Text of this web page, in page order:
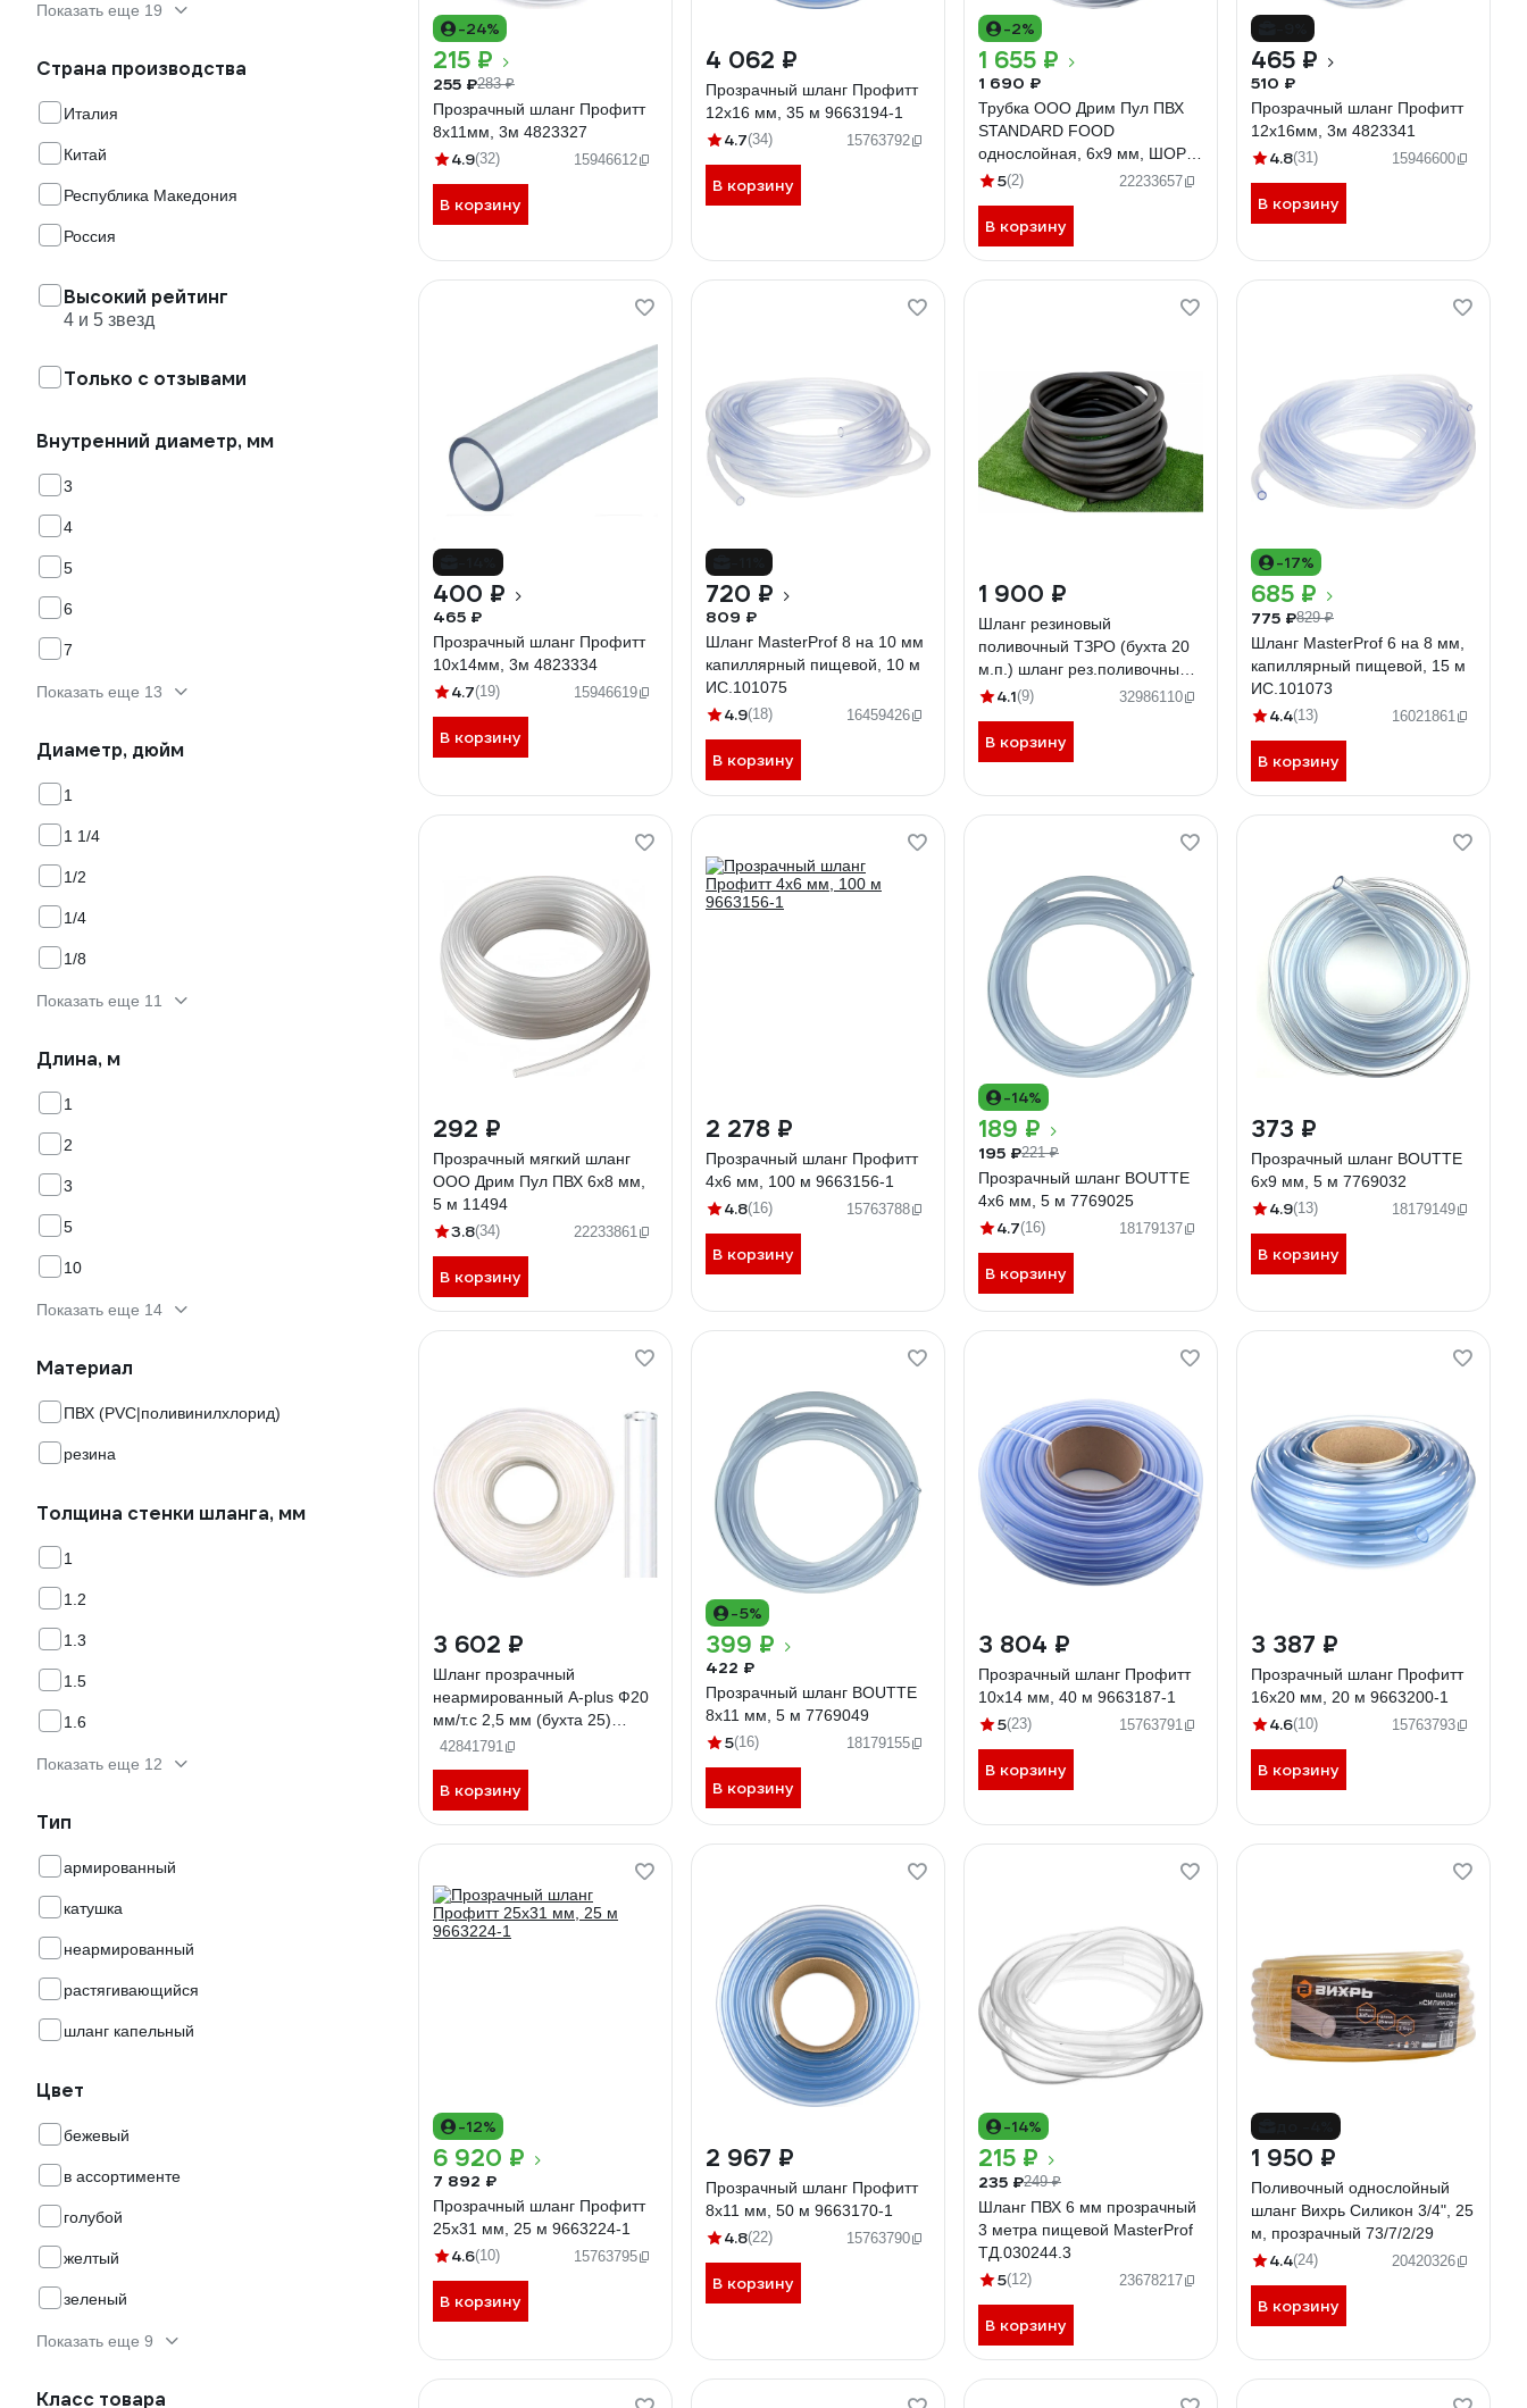
Показать еще 19
Страна производства
Италия
Китай
Республика Македония
Россия
Высокий рейтинг
4 и 5 звезд
Только с отзывами
Внутренний диаметр, мм
3
4
5
6
7
Показать еще 13
Диаметр, дюйм
1
1 1/4
1/2
1/4
1/8
Показать еще 11
Длина, м
1
2
3
5
10
Показать еще 14
Материал
ПВХ (PVC|поливинилхлорид)
резина
Толщина стенки шланга, мм
1
1.2
1.3
1.5
1.6
Показать еще 12
Тип
армированный
катушка
неармированный
растягивающийся
шланг капельный
Цвет
бежевый
в ассортименте
голубой
желтый
зеленый
Показать еще 9
Класс товара
-24%
215 ₽
255 ₽283 ₽
Прозрачный шланг Профитт
8x11мм, 3м 4823327
4.9(32) 15946612
В корзину
4 062 ₽
Прозрачный шланг Профитт
12х16 мм, 35 м 9663194-1
4.7(34) 15763792
В корзину
-2%
1 655 ₽
1 690 ₽
Трубка ООО Дрим Пул ПВХ
STANDARD FOOD
однослойная, 6x9 мм, ШОР
90, 50 м, 6771
5(2) 22233657
В корзину
465 ₽
510 ₽
Прозрачный шланг Профитт
12x16мм, 3м 4823341
4.8(31) 15946600
В корзину
400 ₽
465 ₽
Прозрачный шланг Профитт
10x14мм, 3м 4823334
4.7(19) 15946619
В корзину
720 ₽
809 ₽
Шланг MasterProf 8 на 10 мм
капиллярный пищевой, 10 м
ИС.101075
4.9(18) 16459426
В корзину
1 900 ₽
Шланг резиновый
поливочный ТЗРО (бухта 20
м.п.) шланг рез.поливочный
18*3Б
4.1(9) 32986110
В корзину
-17%
685 ₽
775 ₽829 ₽
Шланг MasterProf 6 на 8 мм,
капиллярный пищевой, 15 м
ИС.101073
4.4(13) 16021861
В корзину
292 ₽
Прозрачный мягкий шланг
ООО Дрим Пул ПВХ 6x8 мм,
5 м 11494
3.8(34) 22233861
В корзину
2 278 ₽
Прозрачный шланг Профитт
4x6 мм, 100 м 9663156-1
4.8(16) 15763788
В корзину
-14%
189 ₽
195 ₽221 ₽
Прозрачный шланг BOUTTE
4х6 мм, 5 м 7769025
4.7(16) 18179137
В корзину
373 ₽
Прозрачный шланг BOUTTE
6х9 мм, 5 м 7769032
4.9(13) 18179149
В корзину
3 602 ₽
Шланг прозрачный
неармированный A-plus Ф20
мм/т.с 2,5 мм (бухта 25)
4631139930362
42841791
В корзину
-5%
399 ₽
422 ₽
Прозрачный шланг BOUTTE
8х11 мм, 5 м 7769049
5(16) 18179155
В корзину
3 804 ₽
Прозрачный шланг Профитт
10х14 мм, 40 м 9663187-1
5(23) 15763791
В корзину
3 387 ₽
Прозрачный шланг Профитт
16x20 мм, 20 м 9663200-1
4.6(10) 15763793
В корзину
-12%
6 920 ₽
7 892 ₽
Прозрачный шланг Профитт
25х31 мм, 25 м 9663224-1
4.6(10) 15763795
В корзину
2 967 ₽
Прозрачный шланг Профитт
8х11 мм, 50 м 9663170-1
4.8(22) 15763790
В корзину
-14%
215 ₽
235 ₽249 ₽
Шланг ПВХ 6 мм прозрачный
3 метра пищевой MasterProf
ТД.030244.3
5(12) 23678217
В корзину
1 950 ₽
Поливочный однослойный
шланг Вихрь Силикон 3/4", 25
м, прозрачный 73/7/2/29
4.4(24) 20420326
В корзину